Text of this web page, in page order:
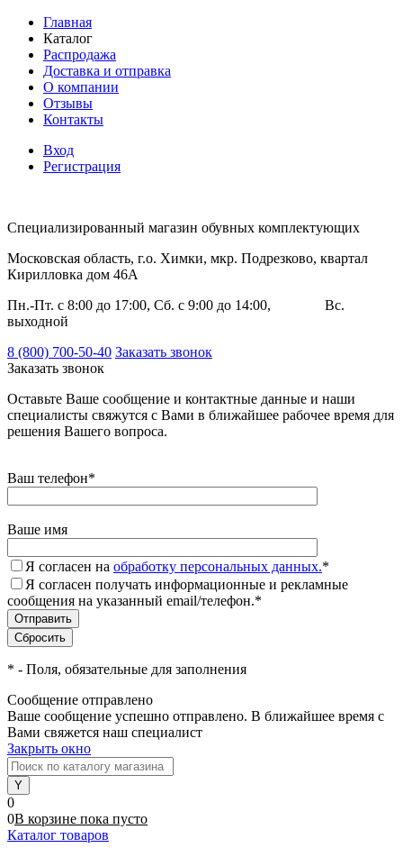
Главная
Каталог
Распродажа
Доставка и отправка
О компании
Отзывы
Контакты
Вход
Регистрация
Специализированный магазин обувных комплектующих
Московская область, г.о. Химки, мкр. Подрезково, квартал
Кирилловка дом 46А
Пн.-Пт. с 8:00 до 17:00, Сб. с 9:00 до 14:00, Вс.
выходной
8 (800) 700-50-40 Заказать звонок
Заказать звонок
Оставьте Ваше сообщение и контактные данные и наши
специалисты свяжутся с Вами в ближайшее рабочее время для
решения Вашего вопроса.
Ваш телефон*
Ваше имя
Я согласен на обработку персональных данных.*
Я согласен получать информационные и рекламные
сообщения на указанный email/телефон.*
* - Поля, обязательные для заполнения
Сообщение отправлено
Ваше сообщение успешно отправлено. В ближайшее время с
Вами свяжется наш специалист
Закрыть окно
0
0В корзине пока пусто
Каталог товаров